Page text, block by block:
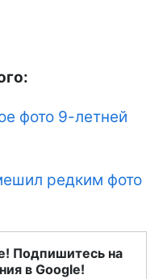
фото 9-летней
редким фото
Подпишитесь на
в Google!